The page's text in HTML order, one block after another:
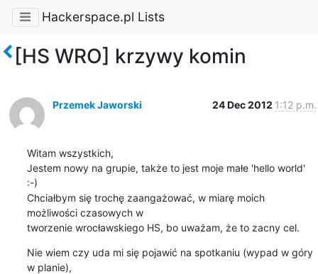
Hackerspace.pl Lists
[HS WRO] krzywy komin
Przemek Jaworski 24 Dec 2012 1:12 p.m.
Witam wszystkich,
Jestem nowy na grupie, także to jest moje małe 'hello world'
:-)
Chciałbym się trochę zaangażować, w miarę moich
możliwości czasowych w
tworzenie wrocławskiego HS, bo uważam, że to zacny cel.
Nie wiem czy uda mi się pojawić na spotkaniu (wypad w góry
w planie),